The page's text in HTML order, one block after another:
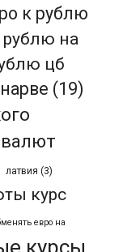
к рублю
рублю на
цб
(19)
латвия (3)
курс
евро на
курсы